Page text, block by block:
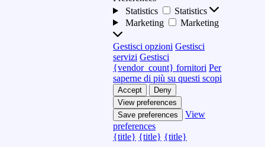
Statistics
Statistics
Marketing
Marketing
Gestisci opzioni Gestisci
servizi Gestisci
{vendor_count} fornitori Per
saperne di più su questi scopi
Accept
Deny
View preferences
Save preferences
View
preferences
{title} {title} {title}